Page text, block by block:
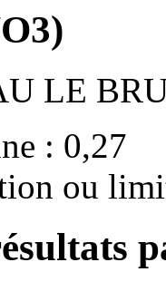
LE
: 0,27
ou